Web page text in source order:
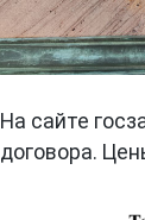
На сайте
договора.